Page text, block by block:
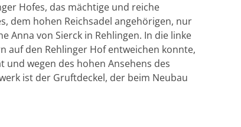
Hofes, das mächtige und reiche
dem hohen Reichsadel angehörigen, nur
Anna von Sierck in Rehlingen. In die linke
auf den Rehlinger Hof entweichen konnte,
wegen des hohen Ansehens des
ist der Gruftdeckel, der beim Neubau